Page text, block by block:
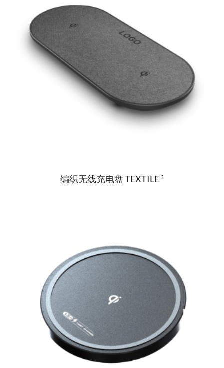
编织无线充电盘 TEXTILE ²